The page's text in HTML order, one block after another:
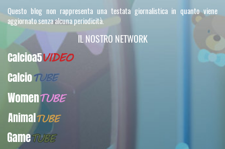
Questo blog non rappresenta una testata giornalistica in quanto viene
aggiornato senza alcuna periodicità.
IL NOSTRO NETWORK
Calcioa5Video